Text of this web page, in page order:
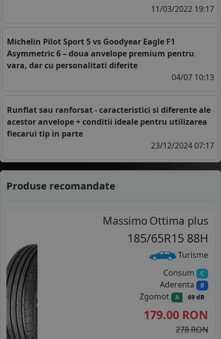
11/03/2022 19:17
Michelin Pilot Sport 5 vs Goodyear Eagle F1
Asymmetric 6 – doua anvelope premium pentru
vara, dar cu personalitati diferite
04/07 10:13
Runflat sau ranforsat - caracteristici si diferente ale
acestor anvelope + conditii ideale pentru utilizarea
fiecarui tip in parte
23/12/2024 07:17
Produse recomandate
Massimo Ottima plus
185/65R15 88H
Turisme
Consum C
Aderenta B
Zgomot A 69 dB
179.00 RON
278 RON